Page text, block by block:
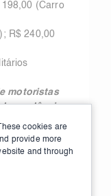
(Carro
R$ 240,00
motoristas
cookies are
provide more
and through